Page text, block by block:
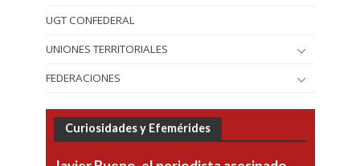
UGT CONFEDERAL
UNIONES TERRITORIALES
FEDERACIONES
Curiosidades y Efemérides